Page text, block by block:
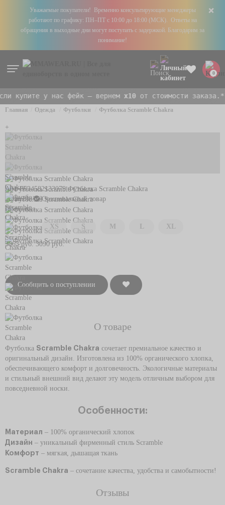
+
Уважаемые покупатели! Временно консультирующие менеджеры
работают по графику: ПН–ПТ с 10:00 до 18:00 (МСК). Ответы на
обращения в выходные дни могут поступать с задержкой. Благодарим за
понимание!
0
купите у нас фейк — вернемx10от стоимости заказа.*
Главная Одежда Футболки Футболка Scramble Chakra
+
Арт. 8534582133079 Футболка Scramble Chakra
Scramble
Оригинальный товар
Предзаказ
XS S M L XL
3863 руб. 3090 руб.
Сообщить о поступлении
О товаре
Футболка Scramble Chakra сочетает премиальное качество и
оригинальный дизайн. Изготовлена из 100% органического хлопка,
обеспечивающего комфорт и долговечность. Экологичные материалы
и стильный внешний вид делают эту модель отличным выбором для
повседневной носки.
Особенности:
Материал – 100% органический хлопок
Дизайн – уникальный фирменный стиль Scramble
Комфорт – мягкая, дышащая ткань
Scramble Chakra – сочетание качества, удобства и самобытности!
Отзывы